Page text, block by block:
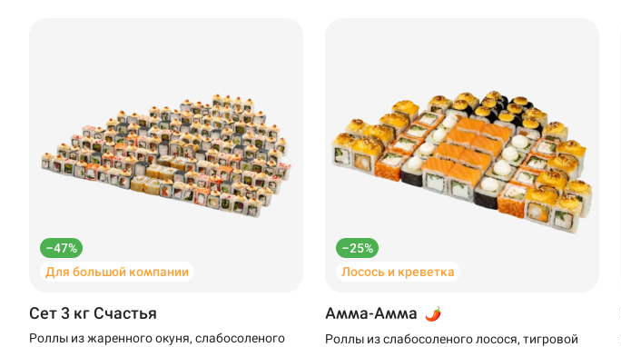
–47%
Для большой компании
Сет 3 кг Счастья
Роллы из жаренного окуня, слабосоленого
–25%
Лосось и креветка
Амма-Амма
Роллы из слабосоленого лосося, тигровой